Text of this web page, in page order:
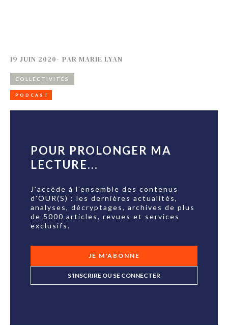
19 JUIN 2020- PAR MARIE LYAN
COLLECTIVITÉS
PODCAST
POUR PROLONGER MA
LECTURE...
J'accède à l'ensemble des contenus
d'OUR(S) : les dernières actualités,
analyses, décryptages, archives de plus
de 5000 articles, revues et services
exclusifs.
JE M'ABONNE
S'INSCRIRE OU SE CONNECTER